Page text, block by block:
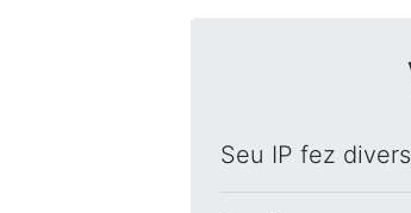
Seu IP fez